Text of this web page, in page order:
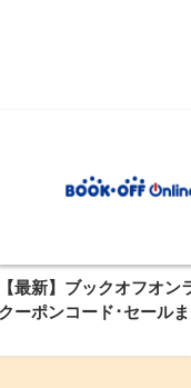
【最新】ブックオフオン
クーポンコード･セール